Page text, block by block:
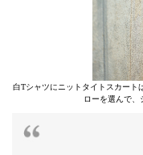
白Tシャツにニットタイトスカート
ローを選んで、